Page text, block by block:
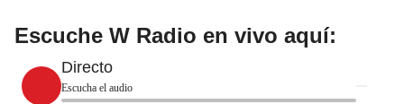
Escuche W Radio en vivo aquí:
Directo
Escucha el audio